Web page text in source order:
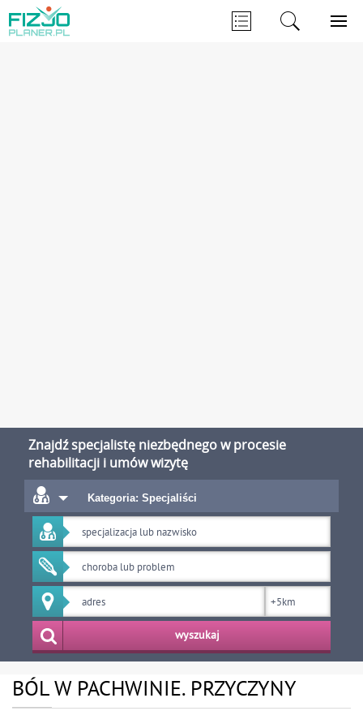
Znajdź specjalistę niezbędnego w procesie
rehabilitacji i umów wizytę
Kategoria: Specjaliści
wyszukaj
BÓL W PACHWINIE. PRZYCZYNY